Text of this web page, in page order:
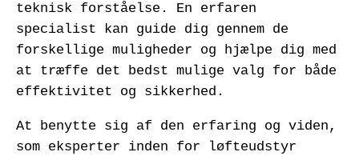
teknisk forståelse. En erfaren
specialist kan guide dig gennem de
forskellige muligheder og hjælpe dig med
at træffe det bedst mulige valg for både
effektivitet og sikkerhed.
At benytte sig af den erfaring og viden,
som eksperter inden for løfteudstyr